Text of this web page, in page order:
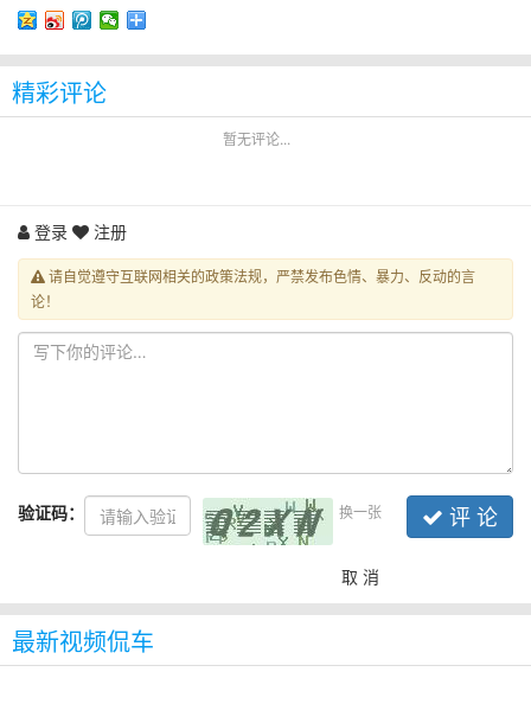
精彩评论
暂无评论...
登录 注册
请自觉遵守互联网相关的政策法规，严禁发布色情、暴力、反动的言
论！
验证码： 换一张 评 论
取 消
最新视频侃车